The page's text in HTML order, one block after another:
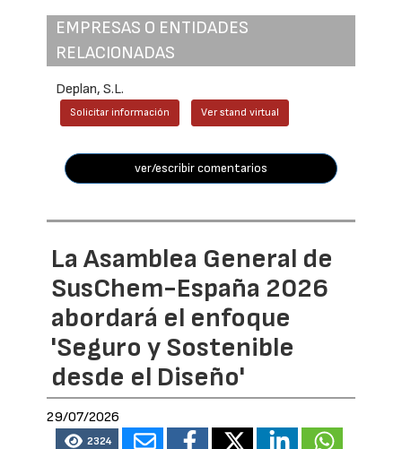
EMPRESAS O ENTIDADES
RELACIONADAS
Deplan, S.L.
Solicitar información Ver stand virtual
ver/escribir comentarios
La Asamblea General de
SusChem-España 2026
abordará el enfoque
'Seguro y Sostenible
desde el Diseño'
29/07/2026
2324